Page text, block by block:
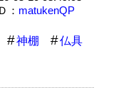
： matukenQP
神棚
仏具